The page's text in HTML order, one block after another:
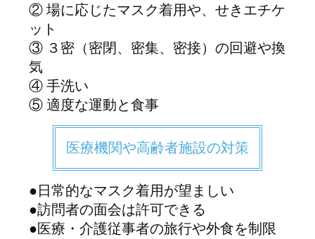
② 場に応じたマスク着用や、せきエチケ
ット
③ ３密（密閉、密集、密接）の回避や換
気
④ 手洗い
⑤ 適度な運動と食事
医療機関や高齢者施設の対策
●日常的なマスク着用が望ましい
●訪問者の面会は許可できる
●医療・介護従事者の旅行や外食を制限